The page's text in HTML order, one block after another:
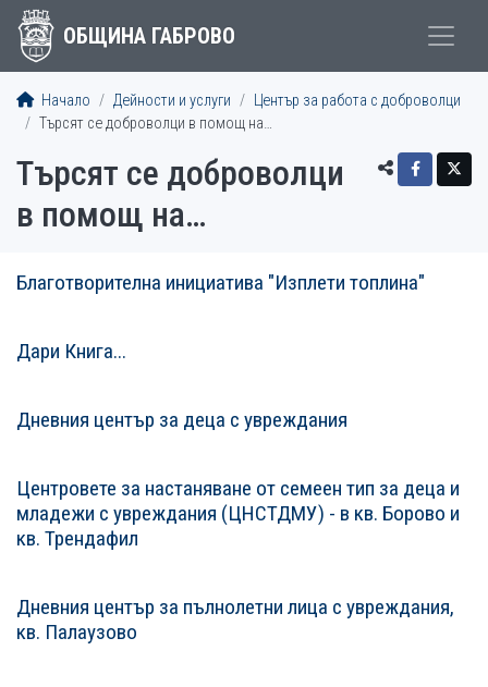
ОБЩИНА ГАБРОВО
Начало Дейности и услуги
Център за работа с доброволци
Търсят се доброволци в помощ на…
Търсят се доброволци
в помощ на…
Благотворителна инициатива "Изплети топлина"
Дари Книга...
Дневния център за деца с увреждания
Центровете за настаняване от семеен тип за деца и
младежи с увреждания (ЦНСТДМУ) - в кв. Борово и
кв. Трендафил
Дневния център за пълнолетни лица с увреждания,
кв. Палаузово